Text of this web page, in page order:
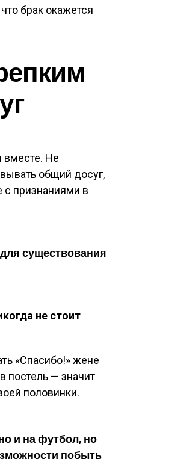
брак окажется
вместе. Не
общий досуг,
с признаниями в
существования
не стоит
«Спасибо!» жене
постель — значит
половинки.
и на футбол, но
побыть